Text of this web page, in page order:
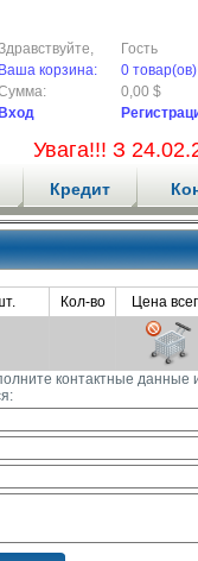
Гость
Ваша корзина:
0 товар(ов)
0,00 $
Вход
Увага!!! З
Кредит
Кол-во Цена
контактные данные